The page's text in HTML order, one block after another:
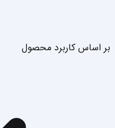
بر اساس کاربرد محصول